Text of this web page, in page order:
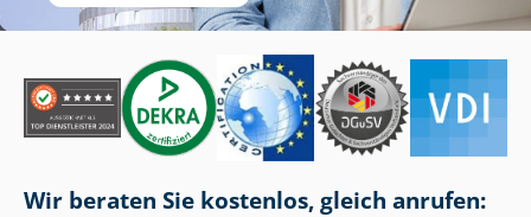
Wir beraten Sie kostenlos, gleich anrufen: